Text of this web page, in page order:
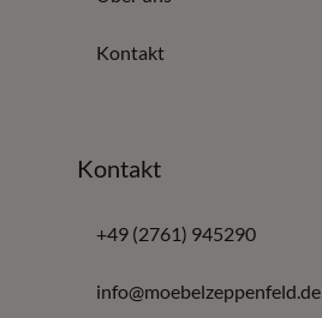
Kontakt
Kontakt
+49 (2761) 945290
info@moebelzeppenfeld.de